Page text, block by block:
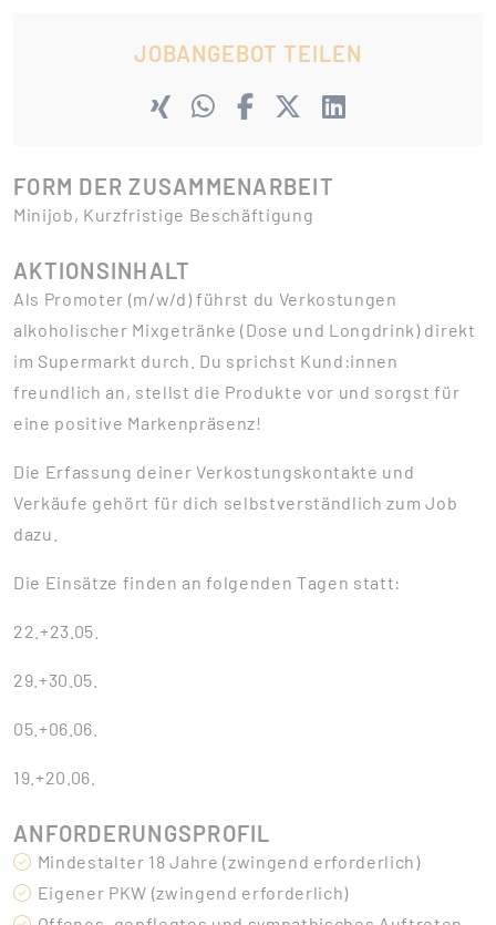
JOBANGEBOT TEILEN
FORM DER ZUSAMMENARBEIT
Minijob, Kurzfristige Beschäftigung
AKTIONSINHALT
Als Promoter (m/w/d) führst du Verkostungen
alkoholischer Mixgetränke (Dose und Longdrink) direkt
im Supermarkt durch. Du sprichst Kund:innen
freundlich an, stellst die Produkte vor und sorgst für
eine positive Markenpräsenz!
Die Erfassung deiner Verkostungskontakte und
Verkäufe gehört für dich selbstverständlich zum Job
dazu.
Die Einsätze finden an folgenden Tagen statt:
22.+23.05.
29.+30.05.
05.+06.06.
19.+20.06.
ANFORDERUNGSPROFIL
Mindestalter 18 Jahre (zwingend erforderlich)
Eigener PKW (zwingend erforderlich)